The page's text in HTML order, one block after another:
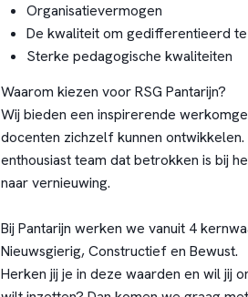
Organisatievermogen
De kwaliteit om gedifferentieerd
Sterke pedagogische kwaliteiten
Waarom kiezen voor RSG Pantarijn?
Wij bieden een inspirerende
docenten zichzelf kunnen
enthousiast team dat betrokken is bij
naar vernieuwing.
Bij Pantarijn werken we vanuit 4
Nieuwsgierig, Constructief en Bewust.
Herken jij je in deze waarden en wil jij